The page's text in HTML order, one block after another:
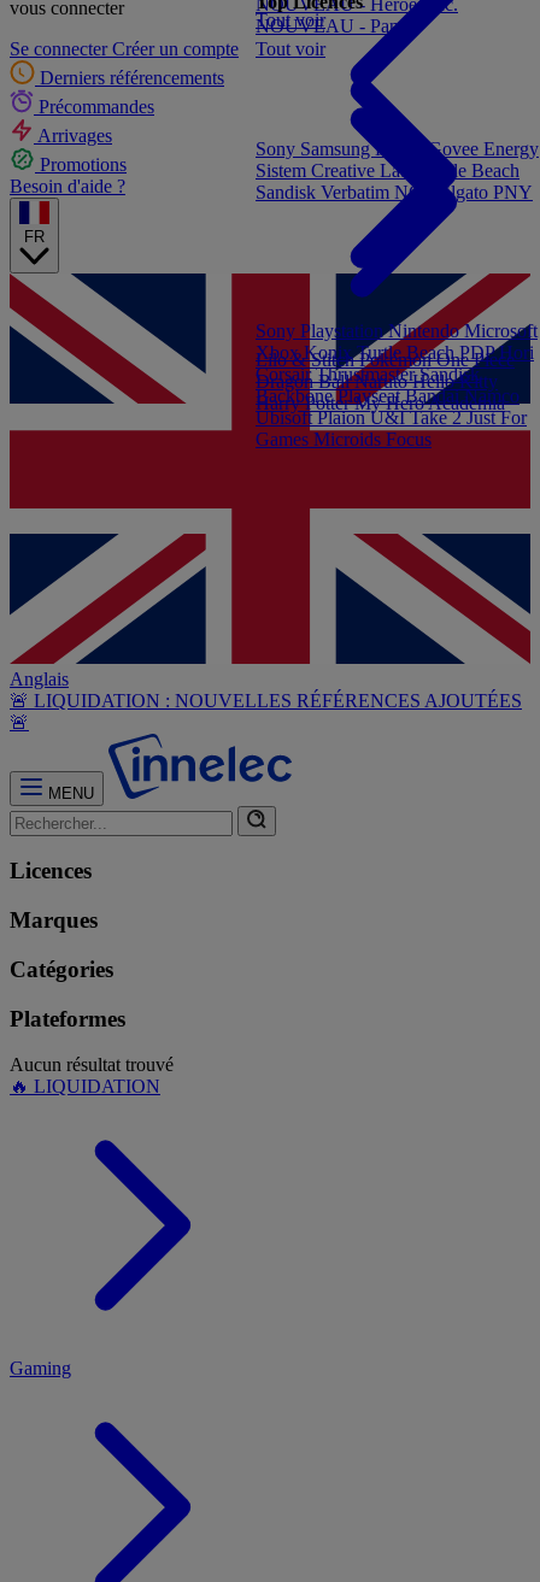
vous connecter
Se connecter Créer un compte
Derniers référencements
Précommandes
Arrivages
Promotions
Besoin d'aide ?
FR
Anglais
🚨 LIQUIDATION : NOUVELLES RÉFÉRENCES AJOUTÉES
🚨
MENU
Licences
Marques
Catégories
Plateformes
Aucun résultat trouvé
🔥 LIQUIDATION
NOUVEAU - Heroes Inc.
NOUVEAU - Panini
Gaming
Tout voir
Sony PlaystationNintendoMicrosoft
XboxKonixTurtle BeachPDPHori
CorsairThrustmasterSandisk
BackbonePlayseatBandai Namco
UbisoftPlaionU&ITake 2Just For
Games Microids Focus
Tout voir
Lilo & StitchPokémonOne Piece
Dragon BallNarutoHello Kitty
Harry PotterMy Hero Academia
Sony SamsungKonix Govee Energy
Sistem Creative Labs
Turtle Beach
Sandisk Verbatim NGS Elgato PNY